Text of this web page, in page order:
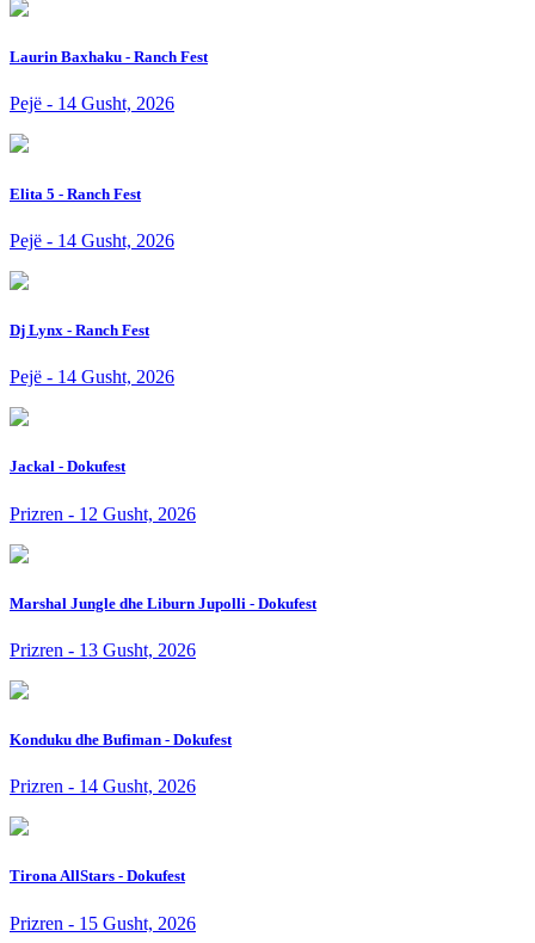
Laurin Baxhaku - Ranch Fest
Pejë - 14 Gusht, 2026
Elita 5 - Ranch Fest
Pejë - 14 Gusht, 2026
Dj Lynx - Ranch Fest
Pejë - 14 Gusht, 2026
Jackal - Dokufest
Prizren - 12 Gusht, 2026
Marshal Jungle dhe Liburn Jupolli - Dokufest
Prizren - 13 Gusht, 2026
Konduku dhe Bufiman - Dokufest
Prizren - 14 Gusht, 2026
Tirona AllStars - Dokufest
Prizren - 15 Gusht, 2026